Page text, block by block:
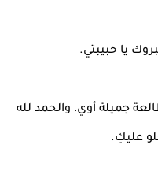
يا حبيبتي.
جميلة أوي، والحمد لله
عليكِ.